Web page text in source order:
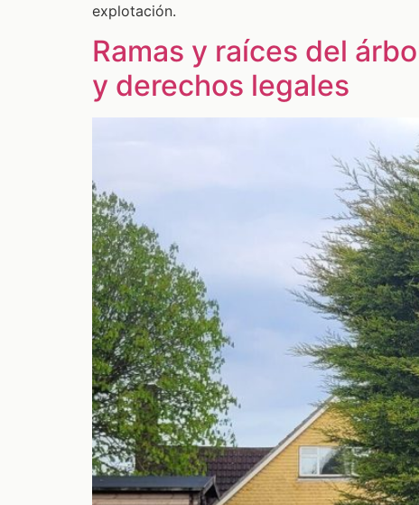
explotación.
Ramas y raíces del
y derechos legales